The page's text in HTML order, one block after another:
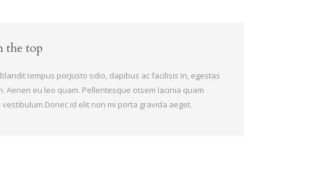
the top
tempus porjusto odio, dapibus ac facilisis in, egestas
Aenen eu leo quam. Pellentesque otsem lacinia quam
id elit non mi porta gravida aeget.